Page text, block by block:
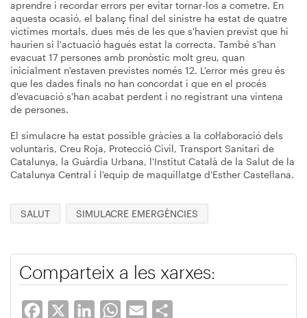
aprendre i recordar errors per evitar tornar-los a cometre. En
aquesta ocasió, el balanç final del sinistre ha estat de quatre
víctimes mortals, dues més de les que s'havien previst que hi
haurien si l'actuació hagués estat la correcta. També s'han
evacuat 17 persones amb pronòstic molt greu, quan
inicialment n'estaven previstes només 12. L'error més greu és
que les dades finals no han concordat i que en el procés
d'evacuació s'han acabat perdent i no registrant una vintena
de persones.
El simulacre ha estat possible gràcies a la col·laboració dels
voluntaris, Creu Roja, Protecció Civil, Transport Sanitari de
Catalunya, la Guàrdia Urbana, l'Institut Català de la Salut de la
Catalunya Central i l'equip de maquillatge d'Esther Castellana.
SALUT SIMULACRE EMERGÈNCIES
Comparteix a les xarxes:
Facebook LinkedInWhatsApp
Email